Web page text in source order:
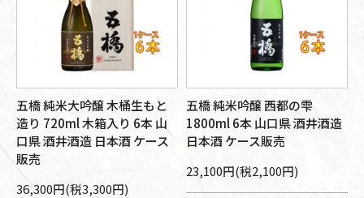
五橋 純米大吟醸 木桶生もと
造り 720ml 木箱入り 6本 山
口県 酒井酒造 日本酒 ケース
販売
36,300円(税3,300円)
五橋 純米吟醸 西都の雫
1800ml 6本 山口県 酒井酒造
日本酒 ケース販売
23,100円(税2,100円)